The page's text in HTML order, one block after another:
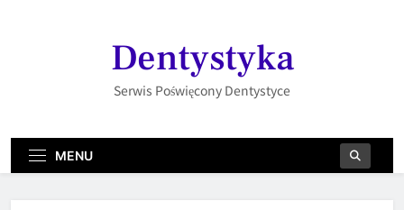
Dentystyka
Serwis Poświęcony Dentystyce
MENU